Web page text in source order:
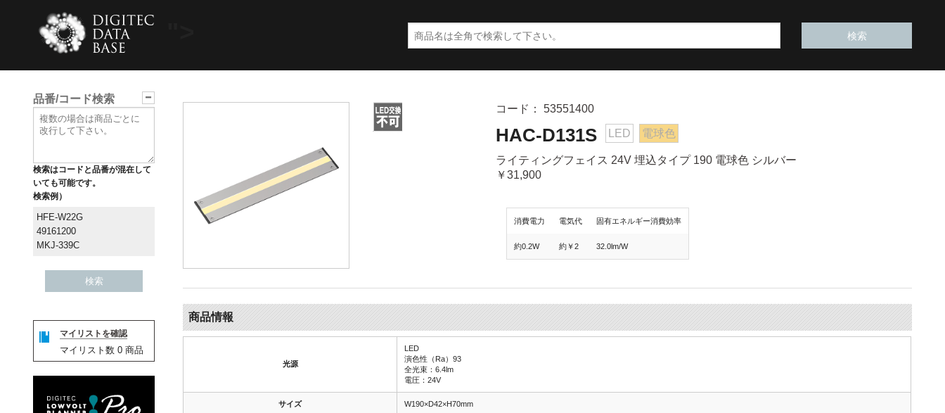
品番/コード検索
検索はコードと品番が混在して
いても可能です。
検索例）
HFE-W22G
49161200
MKJ-339C
マイリストを確認
マイリスト数 0 商品
コード： 53551400
HAC-D131S LED 電球色
ライティングフェイス 24V 埋込タイプ 190 電球色 シルバー
￥31,900
消費電力 電気代 固有エネルギー消費効率
約0.2W 約￥2 32.0lm/W
商品情報
光源
LED
演色性（Ra）93
全光束：6.4lm
電圧：24V
サイズ W190×D42×H70mm